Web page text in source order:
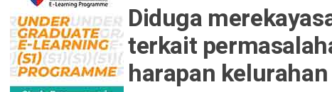
Diduga
terkait
harapan